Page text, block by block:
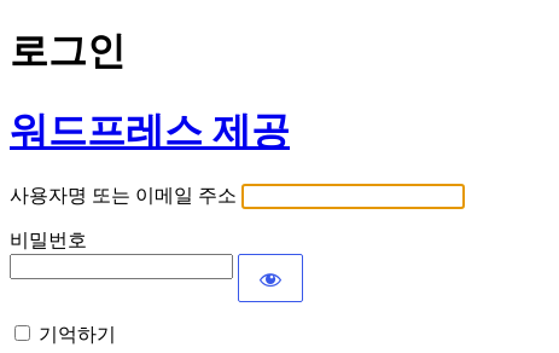
로그인
워드프레스 제공
사용자명 또는 이메일 주소
비밀번호
기억하기